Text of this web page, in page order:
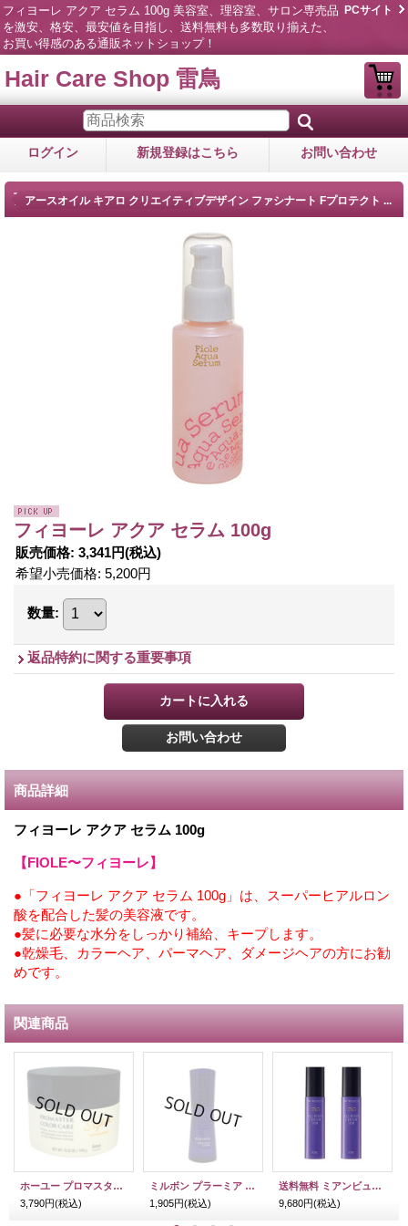
フィヨーレ アクア セラム 100g 美容室、理容室、サロン専売品
を激安、格安、最安値を目指し、送料無料も多数取り揃えた、
お買い得感のある通販ネットショップ！
PCサイト
Hair Care Shop 雷鳥
ログイン 新規登録はこちら お問い合わせ
商品詳細
アースオイル キアロ クリエイティブデザイン ファシナート Fプロテクト ...
フィヨーレ アクア セラム 100g
販売価格: 3,341円(税込)
希望小売価格: 5,200円
数量:
返品特約に関する重要事項
商品詳細
フィヨーレ アクア セラム 100g
【FIOLE〜フィヨーレ】
●「フィヨーレ アクア セラム 100g」は、スーパーヒアルロン
酸を配合した髪の美容液です。
●髪に必要な水分をしっかり補給、キープします。
●乾燥毛、カラーヘア、パーマヘア、ダメージヘアの方にお勧
めです。
関連商品
ホーユー プロマスターカラーケア スタイリッシュ ラスティングマスク 440g
3,790円(税込)
ミルボン プラーミア モイスチュアリフター 100ml
1,905円(税込)
送料無料 ミアンビューティー ハーブマジック オールボディクリーム108 40g 2本セット
9,680円(税込)